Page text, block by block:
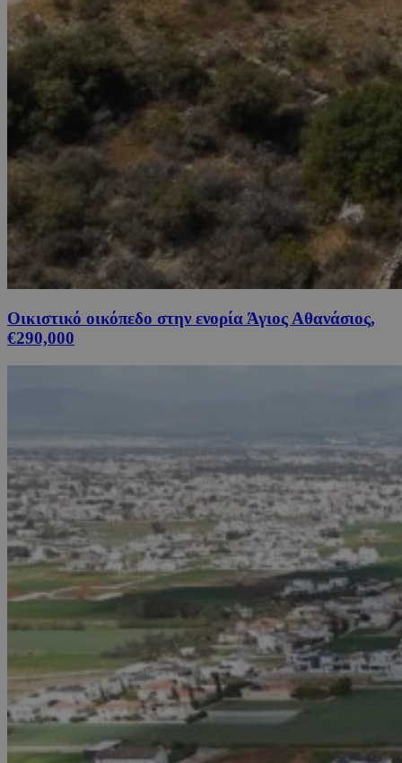
Οικιστικό οικόπεδο στην ενορία Άγιος Αθανάσιος,
€290,000